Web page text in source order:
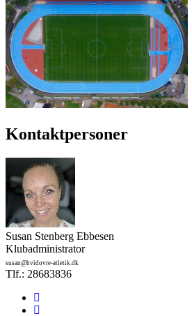
Kontaktpersoner
Susan Stenberg Ebbesen
Klubadministrator
susan@hvidovre-atletik.dk
Tlf.: 28683836